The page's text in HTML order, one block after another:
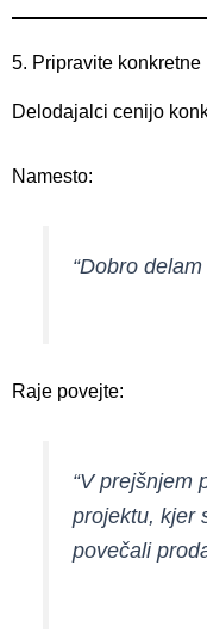
5. Pripravite konkretne
Delodajalci cenijo
Namesto:
“Dobro
Raje povejte:
“V prejšnjem
projektu, kjer
povečali